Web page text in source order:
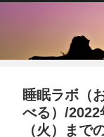
睡眠ラボ（
べる）/2022
（火）まで